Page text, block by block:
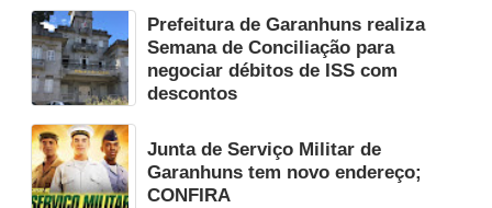
Prefeitura de Garanhuns realiza
Semana de Conciliação para
negociar débitos de ISS com
descontos
Junta de Serviço Militar de
Garanhuns tem novo endereço;
CONFIRA